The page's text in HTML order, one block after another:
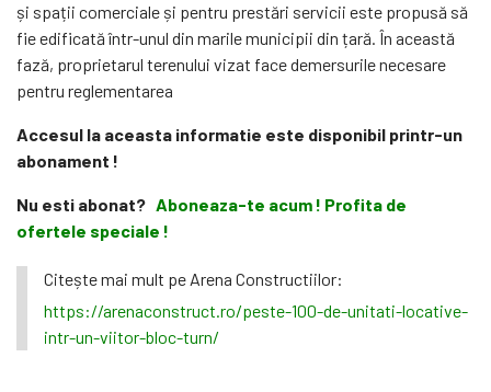
și spații comerciale și pentru prestări servicii este propusă să
fie edificată într-unul din marile municipii din țară. În această
fază, proprietarul terenului vizat face demersurile necesare
pentru reglementarea
Accesul la aceasta informatie este disponibil printr-un
abonament !
Nu esti abonat? Aboneaza-te acum ! Profita de
ofertele speciale !
Citește mai mult pe Arena Constructiilor:
https://arenaconstruct.ro/peste-100-de-unitati-locative-
intr-un-viitor-bloc-turn/